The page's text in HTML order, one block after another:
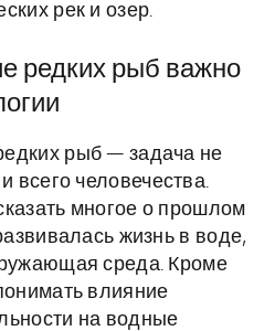
рек и озер.
редких рыб важно
рыб — задача не
всего человечества.
многое о прошлом
жизнь в воде,
среда. Кроме
влияние
на водные